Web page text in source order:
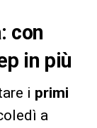
con
in più
i primi
a